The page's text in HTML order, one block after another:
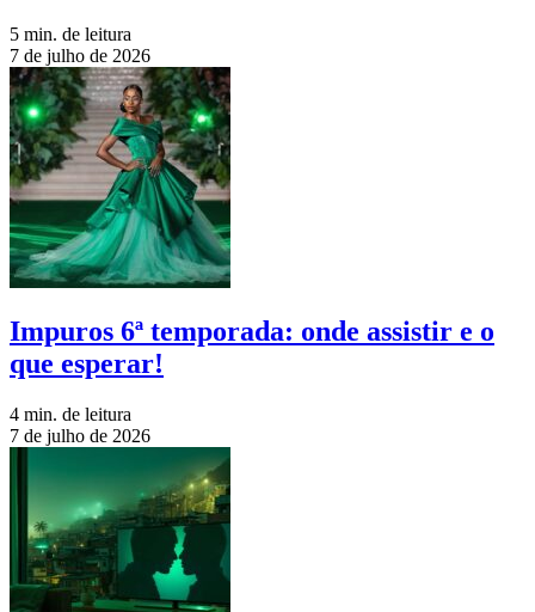
5 min. de leitura
7 de julho de 2026
Impuros 6ª temporada: onde assistir e o
que esperar!
4 min. de leitura
7 de julho de 2026